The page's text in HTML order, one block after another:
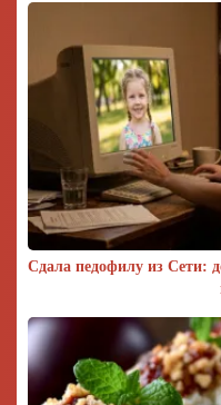
Сдала педофилу из Сети: